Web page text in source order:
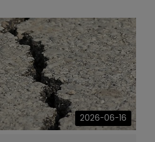
2026-06-16